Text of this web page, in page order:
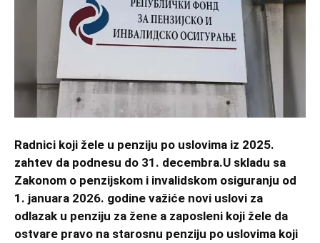
Radnici koji žele u penziju po uslovima iz 2025.
zahtev da podnesu do 31. decembra.U skladu sa
Zakonom o penzijskom i invalidskom osiguranju od
1. januara 2026. godine važiće novi uslovi za
odlazak u penziju za žene a zaposleni koji žele da
ostvare pravo na starosnu penziju po uslovima koji